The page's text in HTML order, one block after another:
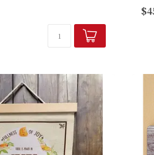
電腦螢幕設定差異會略有不
顏色為準，請見諒